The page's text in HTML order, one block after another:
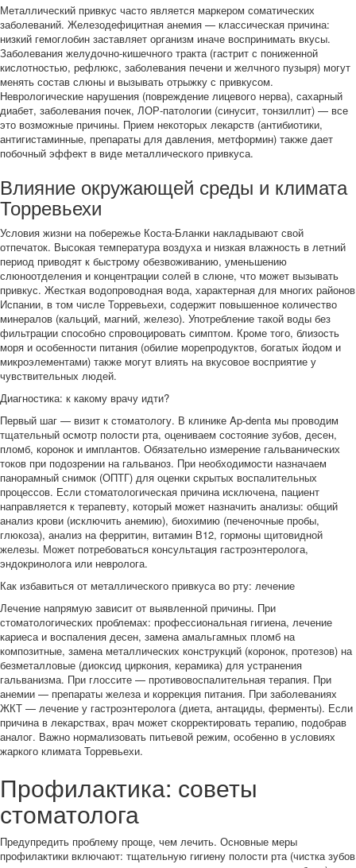
Металлический привкус часто является маркером соматических
заболеваний. Железодефицитная анемия — классическая причина:
низкий гемоглобин заставляет организм иначе воспринимать вкусы.
Заболевания желудочно-кишечного тракта (гастрит с пониженной
кислотностью, рефлюкс, заболевания печени и желчного пузыря) могут
менять состав слюны и вызывать отрыжку с привкусом.
Неврологические нарушения (повреждение лицевого нерва), сахарный
диабет, заболевания почек, ЛОР-патологии (синусит, тонзиллит) — все
это возможные причины. Прием некоторых лекарств (антибиотики,
антигистаминные, препараты для давления, метформин) также дает
побочный эффект в виде металлического привкуса.
Влияние окружающей среды и климата
Торревьехи
Условия жизни на побережье Коста-Бланки накладывают свой
отпечаток. Высокая температура воздуха и низкая влажность в летний
период приводят к быстрому обезвоживанию, уменьшению
слюноотделения и концентрации солей в слюне, что может вызывать
привкус. Жесткая водопроводная вода, характерная для многих районов
Испании, в том числе Торревьехи, содержит повышенное количество
минералов (кальций, магний, железо). Употребление такой воды без
фильтрации способно спровоцировать симптом. Кроме того, близость
моря и особенности питания (обилие морепродуктов, богатых йодом и
микроэлементами) также могут влиять на вкусовое восприятие у
чувствительных людей.
Диагностика: к какому врачу идти?
Первый шаг — визит к стоматологу. В клинике Ap-denta мы проводим
тщательный осмотр полости рта, оцениваем состояние зубов, десен,
пломб, коронок и имплантов. Обязательно измерение гальванических
токов при подозрении на гальваноз. При необходимости назначаем
панорамный снимок (ОПТГ) для оценки скрытых воспалительных
процессов. Если стоматологическая причина исключена, пациент
направляется к терапевту, который может назначить анализы: общий
анализ крови (исключить анемию), биохимию (печеночные пробы,
глюкоза), анализ на ферритин, витамин В12, гормоны щитовидной
железы. Может потребоваться консультация гастроэнтеролога,
эндокринолога или невролога.
Как избавиться от металлического привкуса во рту: лечение
Лечение напрямую зависит от выявленной причины. При
стоматологических проблемах: профессиональная гигиена, лечение
кариеса и воспаления десен, замена амальгамных пломб на
композитные, замена металлических конструкций (коронок, протезов) на
безметалловые (диоксид циркония, керамика) для устранения
гальванизма. При глоссите — противовоспалительная терапия. При
анемии — препараты железа и коррекция питания. При заболеваниях
ЖКТ — лечение у гастроэнтеролога (диета, антациды, ферменты). Если
причина в лекарствах, врач может скорректировать терапию, подобрав
аналог. Важно нормализовать питьевой режим, особенно в условиях
жаркого климата Торревьехи.
Профилактика: советы
стоматолога
Предупредить проблему проще, чем лечить. Основные меры
профилактики включают: тщательную гигиену полости рта (чистка зубов